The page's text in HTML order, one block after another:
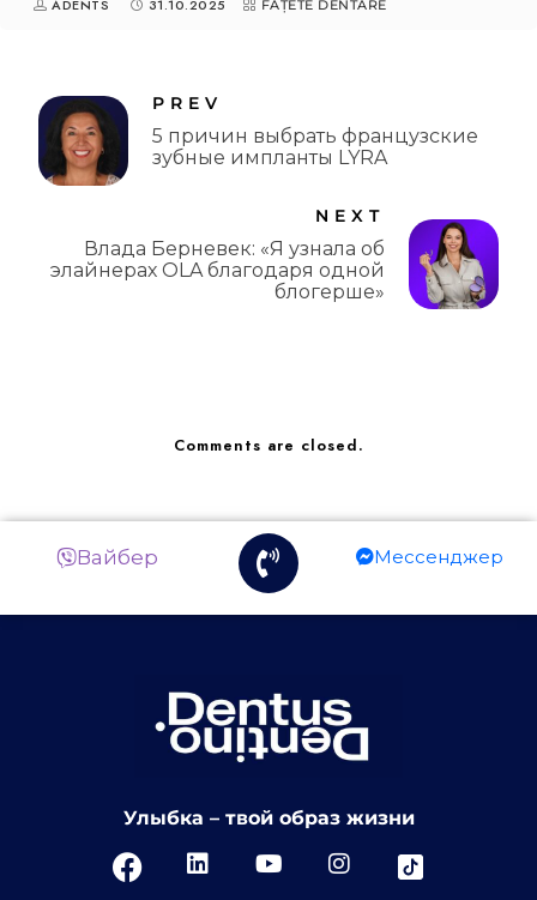
ADENTS 31.10.2025 FAȚETE DENTARE
PREV
5 причин выбрать французские
зубные импланты LYRA
NEXT
Влада Берневек: «Я узнала об
элайнерах OLA благодаря одной
блогерше»
Comments are closed.
Вайбер Мессенджер
Улыбка – твой образ жизни